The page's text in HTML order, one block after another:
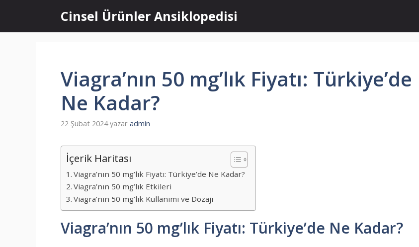
Cinsel Ürünler Ansiklopedisi
Viagra’nın 50 mg’lık Fiyatı: Türkiye’de
Ne Kadar?
22 Şubat 2024 yazar admin
İçerik Haritası
Viagra’nın 50 mg’lık Fiyatı: Türkiye’de Ne Kadar?
Viagra’nın 50 mg’lık Etkileri
Viagra’nın 50 mg’lık Kullanımı ve Dozajı
Viagra’nın 50 mg’lık Fiyatı: Türkiye’de Ne Kadar?